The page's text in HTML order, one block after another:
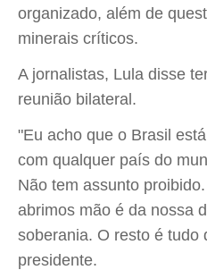
organizado, além de
minerais críticos.
A jornalistas, Lula disse
reunião bilateral.
"Eu acho que o Brasil
com qualquer país do
Não tem assunto
abrimos mão é da nossa
soberania. O resto é tudo
presidente.